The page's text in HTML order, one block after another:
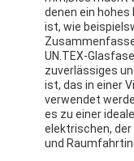
denen ein
ist, wie
UN.TEX-
zuverlässiges
ist, das in einer
verwendet
es zu einer
elektrischen,
und